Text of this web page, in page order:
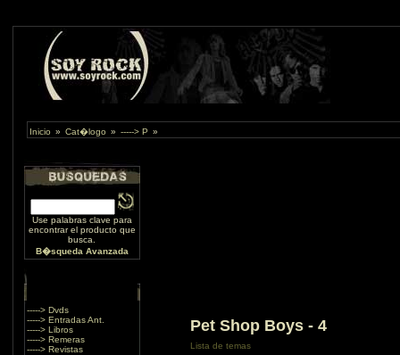
Inicio » Cat�logo » -----> P »
Use palabras clave para
encontrar el producto que
busca.
B�squeda Avanzada
-----> Dvds
-----> Entradas Ant.
-----> Libros
-----> Remeras
-----> Revistas
Pet Shop Boys - 4
Lista de temas